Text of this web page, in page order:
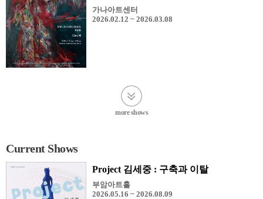
가나아트센터
2026.02.12 ~ 2026.03.08
more shows
Current Shows
Project 김세중 : 구축과 이탈
부암아트홀
2026.05.16 ~ 2026.08.09